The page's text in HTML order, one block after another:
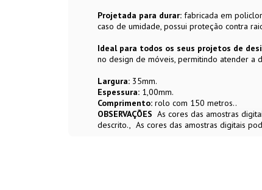
Projetada para durar: fabricada em
caso de umidade, possui proteção contra
Ideal para todos os seus projetos de
no design de móveis, permitindo atender a
Largura: 35mm.
Espessura: 1,00mm.
Comprimento: rolo com 150 metros..
OBSERVAÇÕES As cores das amostras
descrito.
As cores das amostras digitais